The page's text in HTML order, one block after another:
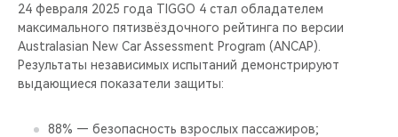
24 февраля 2025 года TIGGO 4 стал обладателем
максимального пятизвёздочного рейтинга по версии
Australasian New Car Assessment Program (ANCAP).
Результаты независимых испытаний демонстрируют
выдающиеся показатели защиты:
88% — безопасность взрослых пассажиров;